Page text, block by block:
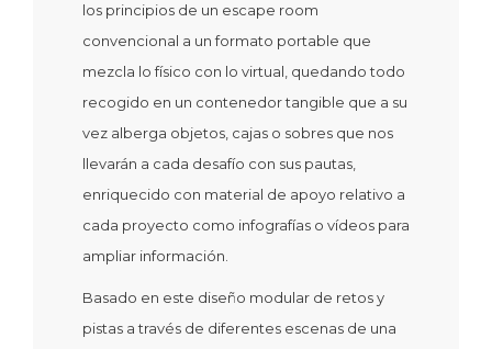
los principios de un escape room
convencional a un formato portable que
mezcla lo físico con lo virtual, quedando todo
recogido en un contenedor tangible que a su
vez alberga objetos, cajas o sobres que nos
llevarán a cada desafío con sus pautas,
enriquecido con material de apoyo relativo a
cada proyecto como infografías o vídeos para
ampliar información.
Basado en este diseño modular de retos y
pistas a través de diferentes escenas de una